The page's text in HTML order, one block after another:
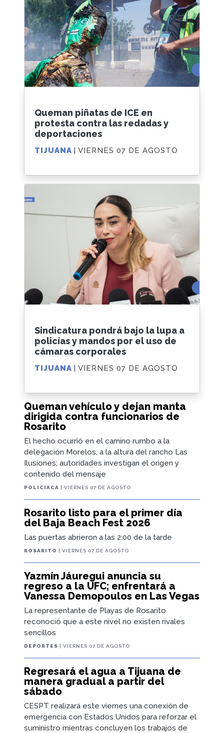
Queman vehículo y dejan manta
dirigida contra funcionarios de
Rosarito
El hecho ocurrió en el camino rumbo a la
delegación Morelos, a la altura del rancho Las
Ilusiones; autoridades investigan el origen y
contenido del mensaje
POLICIACA | VIERNES 07 DE AGOSTO
Rosarito listo para el primer día
del Baja Beach Fest 2026
Las puertas abrieron a las 2:00 de la tarde
ROSARITO | VIERNES 07 DE AGOSTO
Yazmín Jáuregui anuncia su
regreso a la UFC; enfrentará a
Vanessa Demopoulos en Las Vegas
La representante de Playas de Rosarito
reconoció que a este nivel no existen rivales
sencillos
DEPORTES | VIERNES 07 DE AGOSTO
Regresará el agua a Tijuana de
manera gradual a partir del
sábado
CESPT realizará este viernes una conexión de
emergencia con Estados Unidos para reforzar el
suministro mientras concluyen los trabajos de
Queman piñatas de ICE en
protesta contra las redadas y
deportaciones
TIJUANA | VIERNES 07 DE AGOSTO
Sindicatura pondrá bajo la lupa a
policías y mandos por el uso de
cámaras corporales
TIJUANA | VIERNES 07 DE AGOSTO